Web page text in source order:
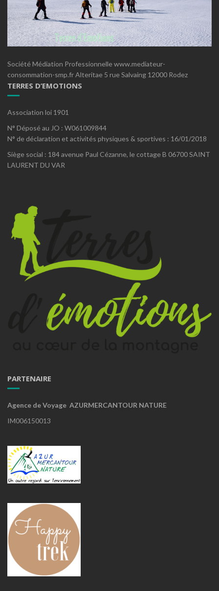
Société Médiation Professionnelle www.mediateur-
consommation-smp.fr Alteritae 5 rue Salvaing 12000 Rodez
TERRES D’EMOTIONS
Association loi 1901
N° Déposé au JO : W061009844
N° de déclaration et activités physiques & sportives : 16/01/2018
Siège social : 184 avenue Paul Cézanne, le cottage B 06700 SAINT
LAURENT DU VAR
PARTENAIRE
Agence de Voyage AZURMERCANTOUR NATURE
IM006150013